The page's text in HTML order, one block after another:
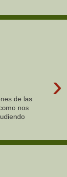
›
de las
nos